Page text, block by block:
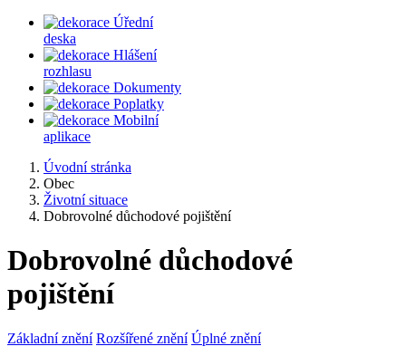
Úřední
deska
Hlášení
rozhlasu
Dokumenty
Poplatky
Mobilní
aplikace
Úvodní stránka
Obec
Životní situace
Dobrovolné důchodové pojištění
Dobrovolné důchodové
pojištění
Základní znění Rozšířené znění Úplné znění